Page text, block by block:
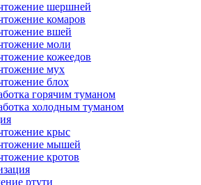
шершней
комаров
вшей
моли
кожеедов
мух
блох
горячим туманом
холодным туманом
крыс
мышей
кротов
ртути